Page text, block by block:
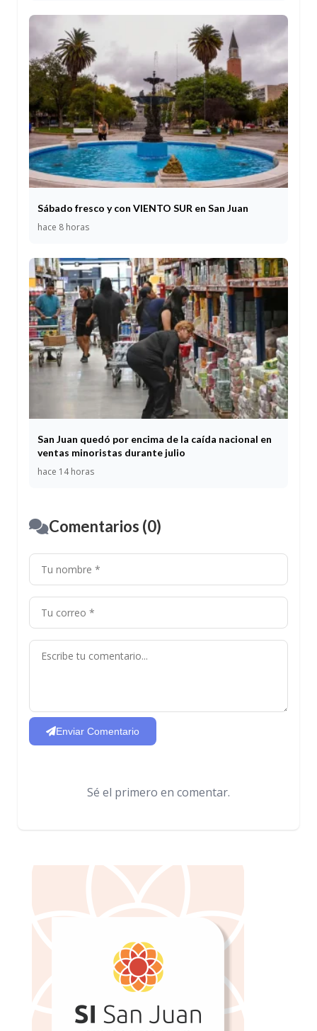
Sábado fresco y con VIENTO SUR en San Juan
hace 8 horas
San Juan quedó por encima de la caída nacional en
ventas minoristas durante julio
hace 14 horas
Comentarios (0)
Enviar Comentario
Sé el primero en comentar.